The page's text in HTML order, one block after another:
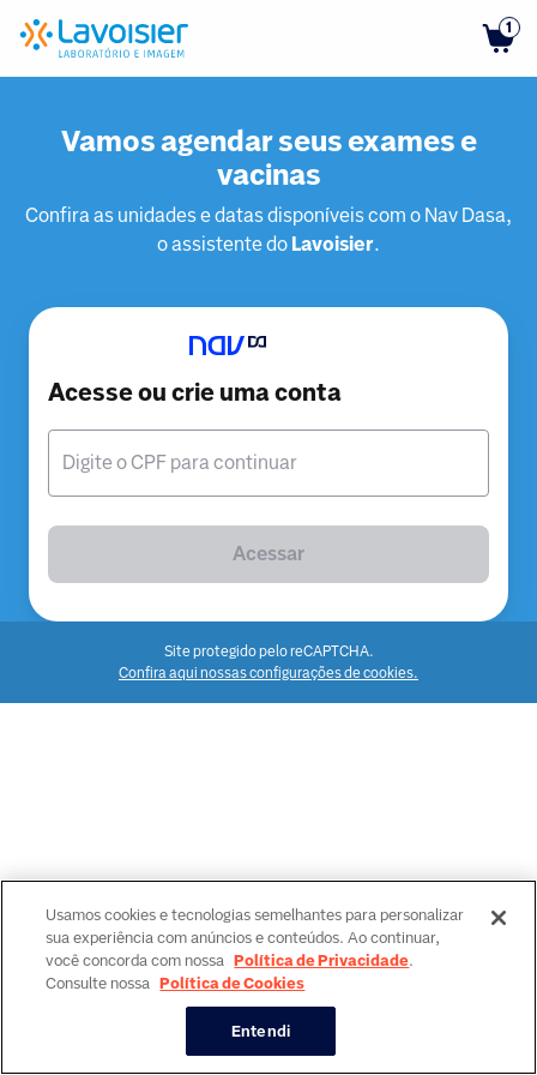
1
Vamos agendar seus exames e
vacinas
Confira as unidades e datas disponíveis com o Nav Dasa,
o assistente do Lavoisier.
Acesse ou crie uma conta
Digite o CPF para continuar
Acessar
Site protegido pelo reCAPTCHA.
Confira aqui nossas configurações de cookies.
Usamos cookies e tecnologias semelhantes para personalizar
sua experiência com anúncios e conteúdos. Ao continuar,
você concorda com nossa Política de Privacidade.
Consulte nossa Política de Cookies
Entendi